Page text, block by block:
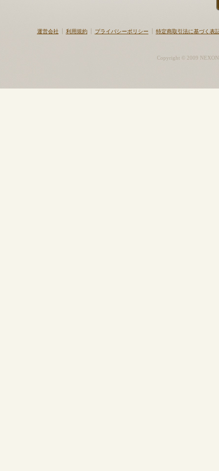
運営会社 利用規約 プライバシーポリシー 特定商取引法に基づく表
Copyright © 2009